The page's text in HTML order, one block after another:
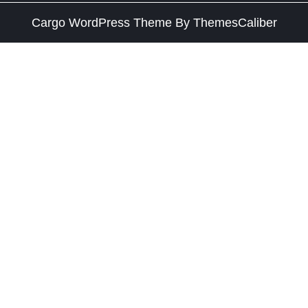
Cargo WordPress ThemeBy ThemesCaliber